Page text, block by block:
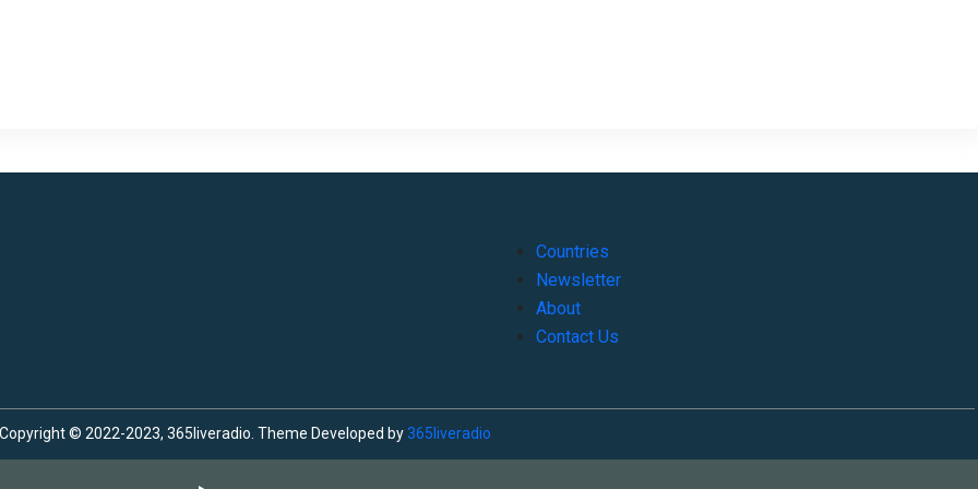
Countries
Newsletter
About
Contact Us
© 2022-2023, 365liveradio. Theme Developed by365liveradio